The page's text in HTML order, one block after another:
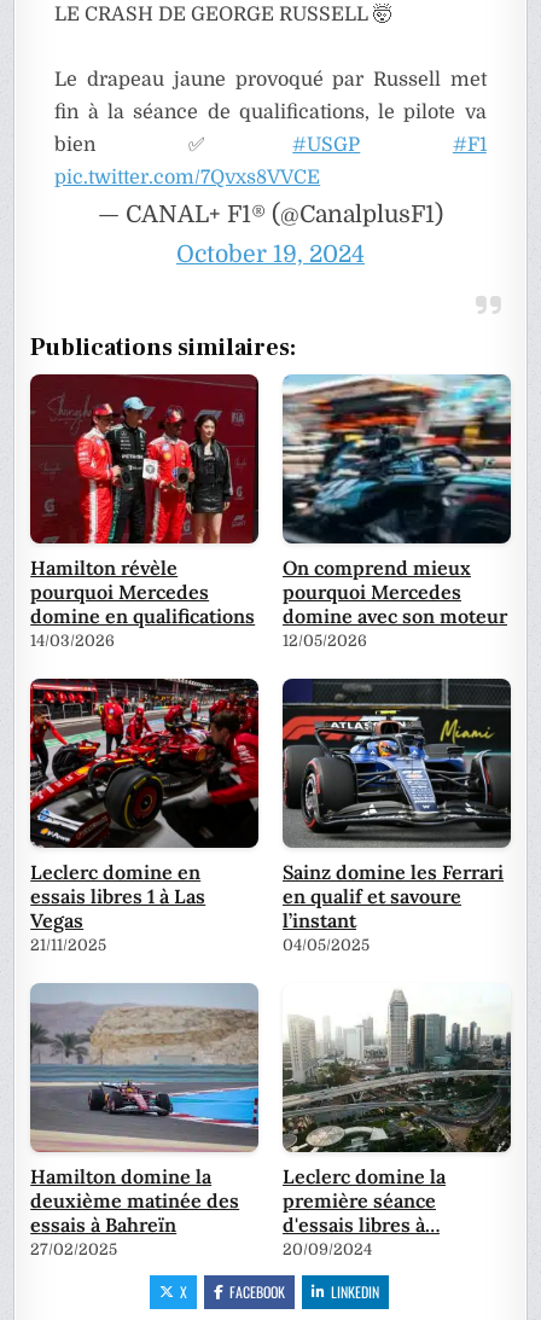
LE CRASH DE GEORGE RUSSELL 🤯
Le drapeau jaune provoqué par Russell met
fin à la séance de qualifications, le pilote va
bien ✅#USGP
#F1
pic.twitter.com/7Qvxs8VVCE
— CANAL+ F1® (@CanalplusF1)
October 19, 2024
Publications similaires:
Hamilton révèle
pourquoi Mercedes
domine en qualifications
14/03/2026
On comprend mieux
pourquoi Mercedes
domine avec son moteur
12/05/2026
Leclerc domine en
essais libres 1 à Las
Vegas
21/11/2025
Sainz domine les Ferrari
en qualif et savoure
l’instant
04/05/2025
Hamilton domine la
deuxième matinée des
essais à Bahreïn
27/02/2025
Leclerc domine la
première séance
d'essais libres à…
20/09/2024
X FACEBOOK LINKEDIN